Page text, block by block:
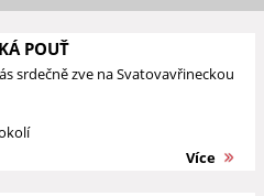
POUŤ
srdečně zve na Svatovavřineckou
Více